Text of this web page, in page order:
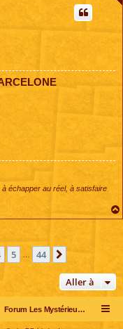
échapper au réel, à satisfaire
5 44
Aller à
Forum Les Mystérieuses Cités d'Or